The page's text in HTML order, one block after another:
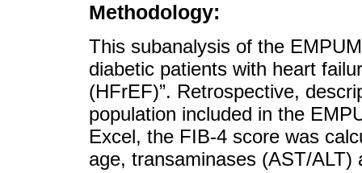
Methodology:
This subanalysis of the
diabetic patients with heart
(HFrEF)”. Retrospective,
population included in the
Excel, the FIB-4 score was
age, transaminases (AST/ALT)